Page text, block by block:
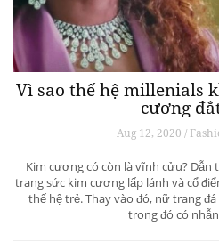
Vì sao thế hệ millenials
cương
Aug 12, 2020 /
Kim cương có còn là vĩnh cửu?
trang sức kim cương lấp lánh và cổ
thế hệ trẻ. Thay vào đó, nữ trang
trong đó có